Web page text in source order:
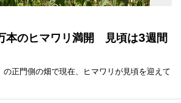
本のヒマワリ満開 見頃は3週間
正門側の畑で現在、ヒマワリが見頃を迎えて